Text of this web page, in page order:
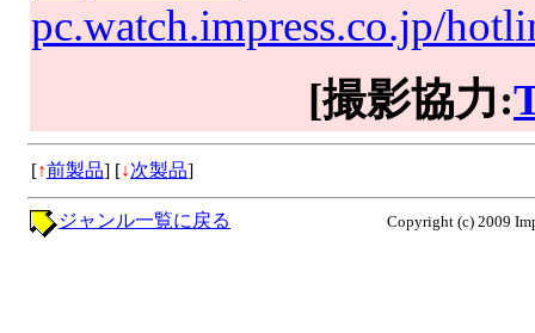
pc.watch.impress.co.jp/
[撮影協力:
[↑前製品] [↓次製品]
Copyright (c) 2009
ジャンル一覧に戻る